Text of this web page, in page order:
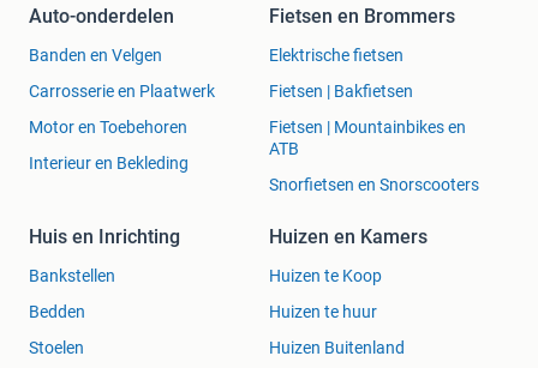
Auto-onderdelen
Banden en Velgen
Carrosserie en Plaatwerk
Motor en Toebehoren
Interieur en Bekleding
Fietsen en Brommers
Elektrische fietsen
Fietsen | Bakfietsen
Fietsen | Mountainbikes en
ATB
Snorfietsen en Snorscooters
Huis en Inrichting
Bankstellen
Bedden
Stoelen
Huizen en Kamers
Huizen te Koop
Huizen te huur
Huizen Buitenland